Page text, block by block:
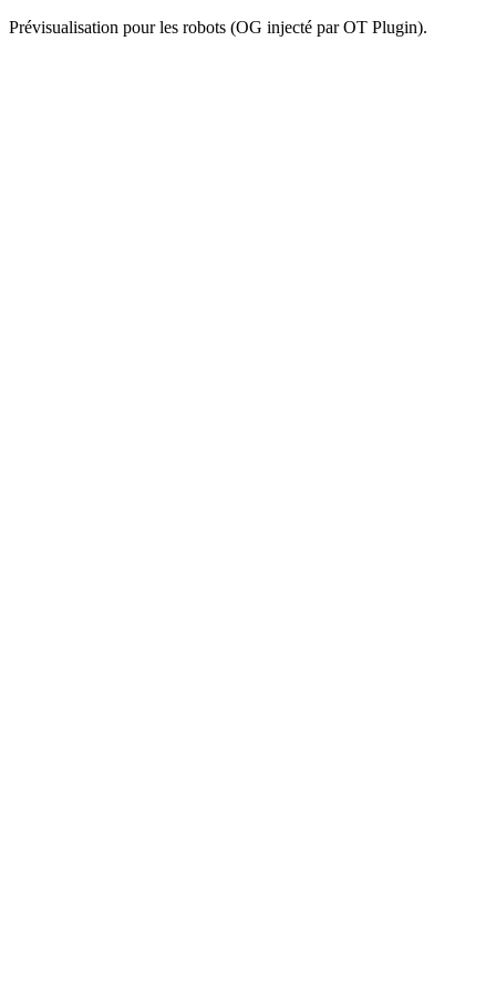
Prévisualisation pour les robots (OG injecté par OT Plugin).